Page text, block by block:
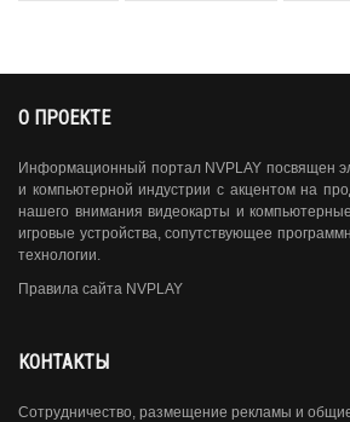
О ПРОЕКТЕ
Информационный портал NVPLAY посвящен
и компьютерной индустрии с акцентом на
нашего внимания видеокарты и
игровые устройства, сопутствующее
технологии.
Правила сайта NVPLAY
КОНТАКТЫ
Сотрудничество, размещение рекламы и